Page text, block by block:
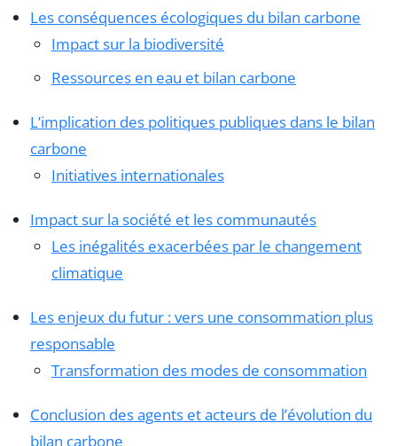
Les conséquences écologiques du bilan carbone
Impact sur la biodiversité
Ressources en eau et bilan carbone
L’implication des politiques publiques dans le bilan
carbone
Initiatives internationales
Impact sur la société et les communautés
Les inégalités exacerbées par le changement
climatique
Les enjeux du futur : vers une consommation plus
responsable
Transformation des modes de consommation
Conclusion des agents et acteurs de l’évolution du
bilan carbone